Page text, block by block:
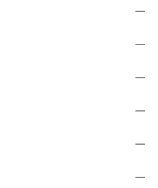
—
—
—
—
—
—